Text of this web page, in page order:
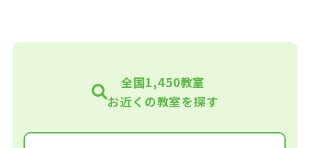
全国1,450教室
お近くの教室を探す